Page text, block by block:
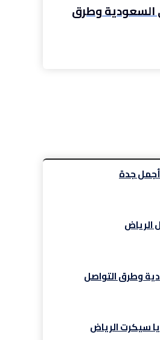
وطرق
جدة
الرياض
وطرق التواصل
سيكرت الرياض